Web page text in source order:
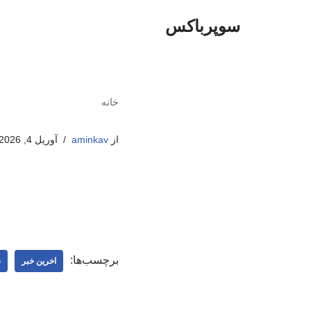
سوپرباکس
خانه
ازaminkav آوریل 4, 2026
برچسب‌ها: اخرین خبر